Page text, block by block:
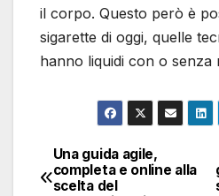
il corpo. Questo però è
sigarette di oggi, quelle
hanno liquidi con o senza
Navigazione
Una guida agile,
completa e online alla
scelta del